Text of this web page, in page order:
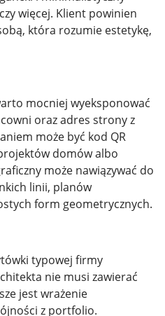
więcej. Klient powinien
która rozumie estetykę,
mocniej wyeksponować
oraz adres strony z
może być kod QR
domów albo
może nawiązywać do
linii, planów
form geometrycznych.
typowej firmy
nie musi zawierać
jest wrażenie
z portfolio.